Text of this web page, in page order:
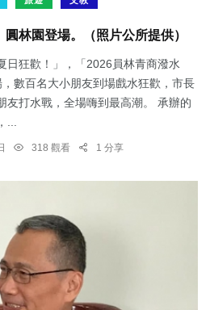
圓林園登場。（照片公所提供）
日狂歡！」，「2026員林青商潑水
數百名大小朋友到場戲水狂歡，市長
友打水戰，全場嗨到最高潮。 承辦的
...
318 觀看 1 分享